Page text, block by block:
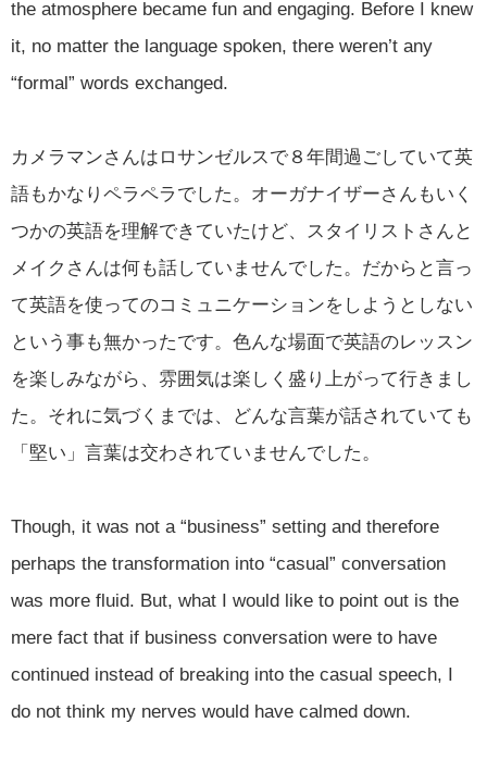
the atmosphere became fun and engaging. Before I knew
it, no matter the language spoken, there weren’t any
“formal” words exchanged.
カメラマンさんはロサンゼルスで８年間過ごしていて英
語もかなりペラペラでした。オーガナイザーさんもいく
つかの英語を理解できていたけど、スタイリストさんと
メイクさんは何も話していませんでした。だからと言っ
て英語を使ってのコミュニケーションをしようとしない
という事も無かったです。色んな場面で英語のレッスン
を楽しみながら、雰囲気は楽しく盛り上がって行きまし
た。それに気づくまでは、どんな言葉が話されていても
「堅い」言葉は交わされていませんでした。
Though, it was not a “business” setting and therefore
perhaps the transformation into “casual” conversation
was more fluid. But, what I would like to point out is the
mere fact that if business conversation were to have
continued instead of breaking into the casual speech, I
do not think my nerves would have calmed down.